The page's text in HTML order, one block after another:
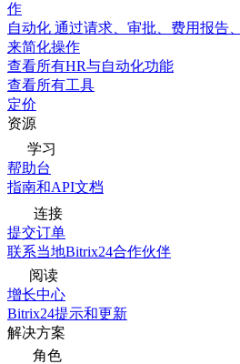
作
自动化 通过请求、审批、费用报告
来简化操作
查看所有HR与自动化功能
查看所有工具
定价
资源
学习
帮助台
指南和API文档
连接
提交订单
联系当地Bitrix24合作伙伴
阅读
增长中心
Bitrix24提示和更新
解决方案
角色